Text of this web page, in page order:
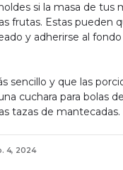
si la masa de tus
frutas. Estas pueden
y adherirse al
sencillo y que las
cuchara para bolas
tazas de mantecadas.
4, 2024